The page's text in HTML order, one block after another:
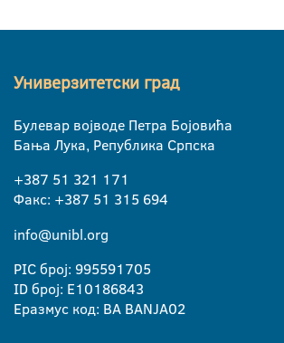
Универзитетски град
Булевар војводе Петра Бојовића
Бања Лука, Република Српска
+387 51 321 171
Факс: +387 51 315 694
info@unibl.org
PIC број: 995591705
ID број: E10186843
Еразмус код: BA BANJA02